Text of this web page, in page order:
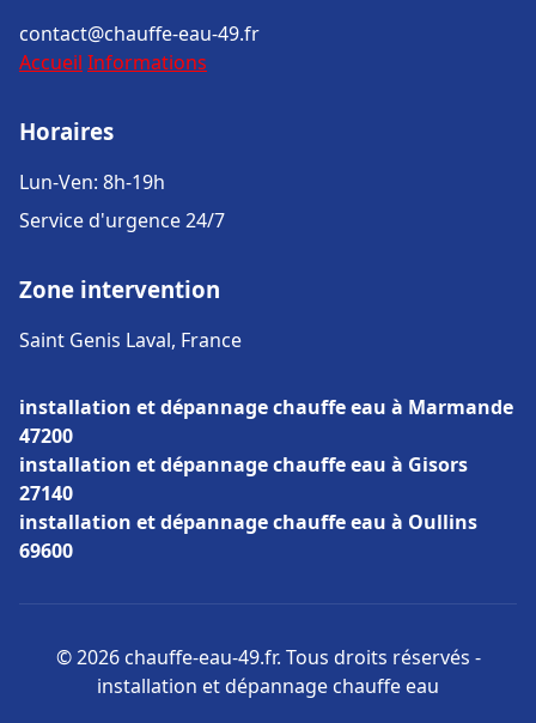
contact@chauffe-eau-49.fr
Accueil Informations
Horaires
Lun-Ven: 8h-19h
Service d'urgence 24/7
Zone intervention
Saint Genis Laval, France
installation et dépannage chauffe eau à Marmande
47200
installation et dépannage chauffe eau à Gisors
27140
installation et dépannage chauffe eau à Oullins
69600
© 2026 chauffe-eau-49.fr. Tous droits réservés -
installation et dépannage chauffe eau